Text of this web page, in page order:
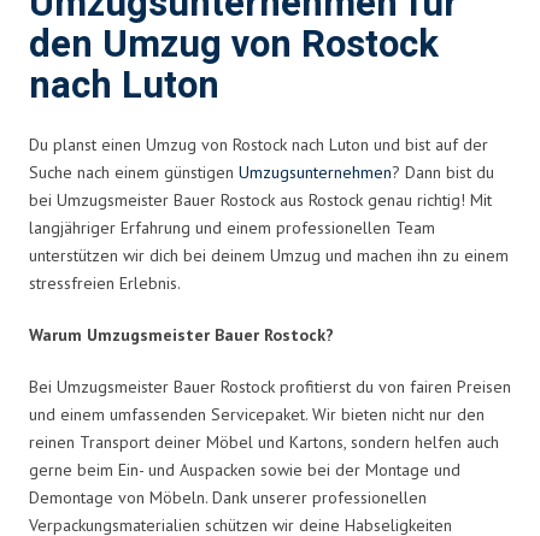
den Umzug von Rostock
nach Luton
Du planst einen Umzug von Rostock nach Luton und bist auf der
Suche nach einem günstigen Umzugsunternehmen? Dann bist du
bei Umzugsmeister Bauer Rostock aus Rostock genau richtig! Mit
langjähriger Erfahrung und einem professionellen Team
unterstützen wir dich bei deinem Umzug und machen ihn zu einem
stressfreien Erlebnis.
Warum Umzugsmeister Bauer Rostock?
Bei Umzugsmeister Bauer Rostock profitierst du von fairen Preisen
und einem umfassenden Servicepaket. Wir bieten nicht nur den
reinen Transport deiner Möbel und Kartons, sondern helfen auch
gerne beim Ein- und Auspacken sowie bei der Montage und
Demontage von Möbeln. Dank unserer professionellen
Verpackungsmaterialien schützen wir deine Habseligkeiten